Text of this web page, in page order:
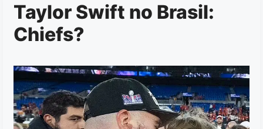
Taylor Swift no Brasil:
Chiefs?